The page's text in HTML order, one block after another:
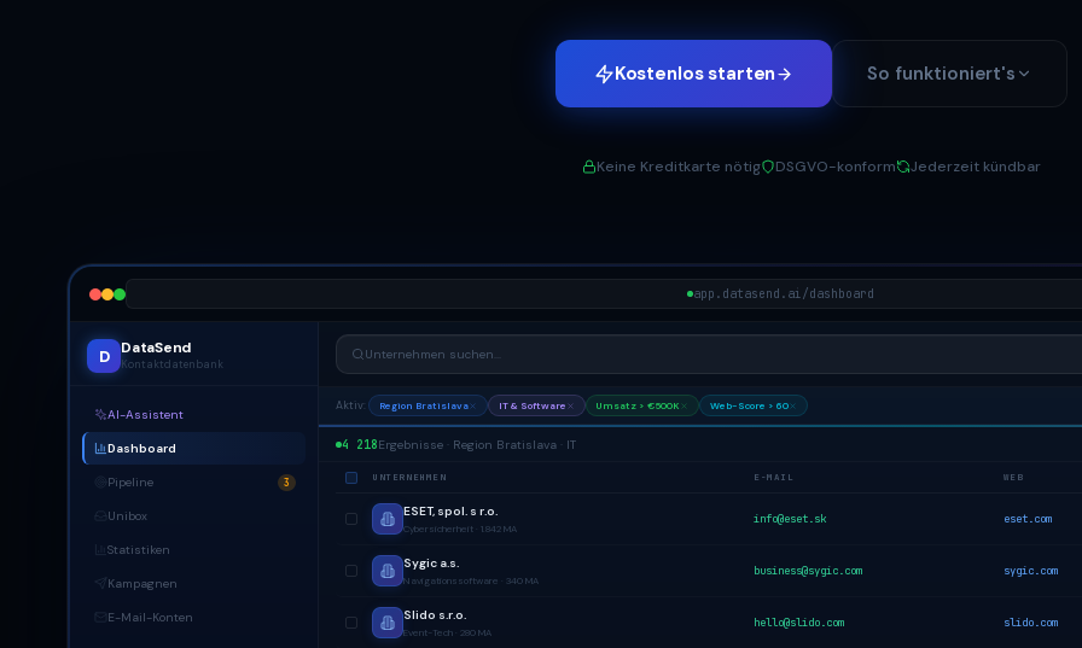
Kostenlos starten So funktioniert's
Keine Kreditkarte nötig DSGVO-konform Jederzeit kündbar
app.datasend.ai/dashboard
D DataSend
Kontaktdatenbank
AI-Assistent
Dashboard
Pipeline 3
Unibox
Statistiken
Kampagnen
E-Mail-Konten
Unternehmen suchen...
Aktiv: Region Bratislava IT & Software Umsatz > €500K Web-Score > 60
4 218Ergebnisse · Region Bratislava · IT
UNTERNEHMEN E-MAIL WEB
ESET, spol. s r.o.
Cybersicherheit · 1.842 MA
info@eset.sk eset.com
Sygic a.s.
Navigationssoftware · 340 MA
business@sygic.com sygic.com
Slido s.r.o.
Event-Tech · 280 MA
hello@slido.com slido.com